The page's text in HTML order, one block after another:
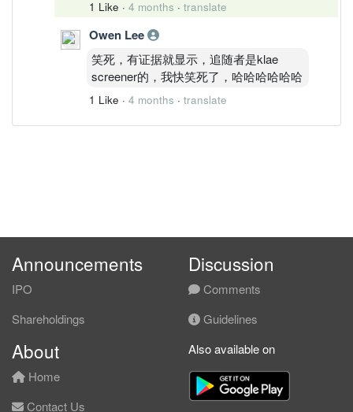
1 Like · 4 months · translate
Owen Lee
笑死，有证据就显示，追随者是klae
screener的，我快笑死了，哈哈哈哈哈哈
1 Like · 4 months · translate
Announcements
IPO
Shareholdings
Discussion
Comments
Guidelines
About
Home
Contact Us
Also available on